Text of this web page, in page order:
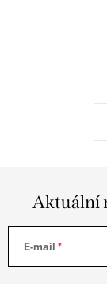
Aktuální
E-mail